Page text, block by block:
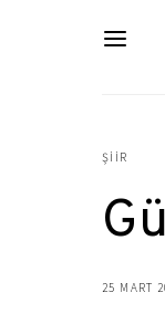
ŞIIR
25 MART